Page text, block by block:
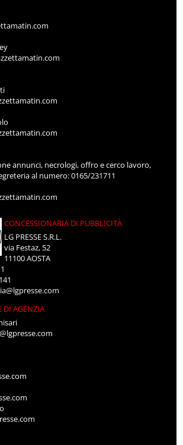
annunci, necrologi, offro e cerco lavoro,
al numero: 0165/231711
CONCESSIONARIA DI PUBBLICITÀ
LG PRESSE S.R.L.
via Festaz, 52
11100 AOSTA
DI AGENZIA